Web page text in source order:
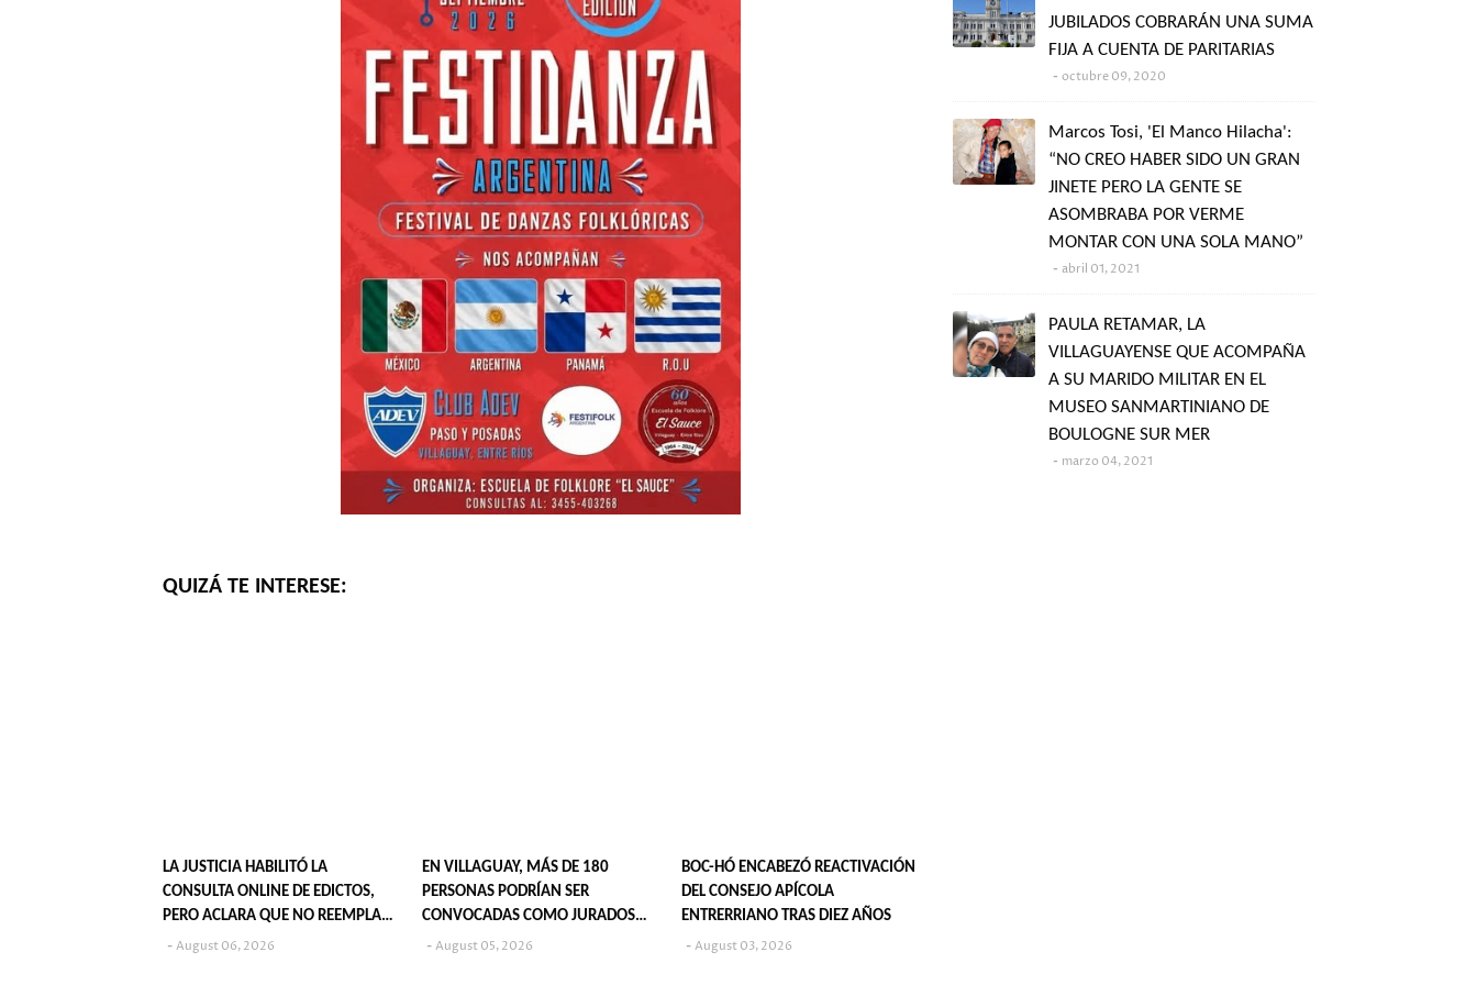
QUIZÁ TE INTERESE:
LA JUSTICIA HABILITÓ LA
CONSULTA ONLINE DE EDICTOS,
PERO ACLARA QUE NO REEMPLAZA
SU PUBLICACIÓN EN DIARIOS
August 06, 2026
EN VILLAGUAY, MÁS DE 180
PERSONAS PODRÍAN SER
CONVOCADAS COMO JURADOS
POPULARES EN 2027
August 05, 2026
BOC-HÓ ENCABEZÓ REACTIVACIÓN
DEL CONSEJO APÍCOLA
ENTRERRIANO TRAS DIEZ AÑOS
August 03, 2026
JUBILADOS COBRARÁN UNA SUMA
FIJA A CUENTA DE PARITARIAS
octubre 09, 2020
Marcos Tosi, 'El Manco Hilacha':
“NO CREO HABER SIDO UN GRAN
JINETE PERO LA GENTE SE
ASOMBRABA POR VERME
MONTAR CON UNA SOLA MANO”
abril 01, 2021
PAULA RETAMAR, LA
VILLAGUAYENSE QUE ACOMPAÑA
A SU MARIDO MILITAR EN EL
MUSEO SANMARTINIANO DE
BOULOGNE SUR MER
marzo 04, 2021